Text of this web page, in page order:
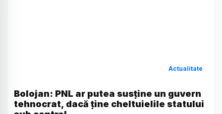
Actualitate
Bolojan: PNL ar putea susține un guvern
tehnocrat, dacă ține cheltuielile statului